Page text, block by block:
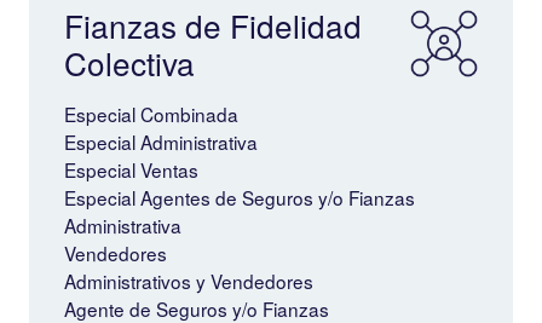
Fianzas de Fidelidad
Colectiva
Especial Combinada
Especial Administrativa
Especial Ventas
Especial Agentes de Seguros y/o Fianzas
Administrativa
Vendedores
Administrativos y Vendedores
Agente de Seguros y/o Fianzas